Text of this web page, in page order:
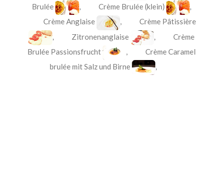
Brulée
, Crème Brulée (klein)
,
Crème Anglaise
,Crème Pâtissière
, Zitronenanglaise ,Crème
Brulée Passionsfrucht
,Crème Caramel
brulée mit Salz und Birne
,